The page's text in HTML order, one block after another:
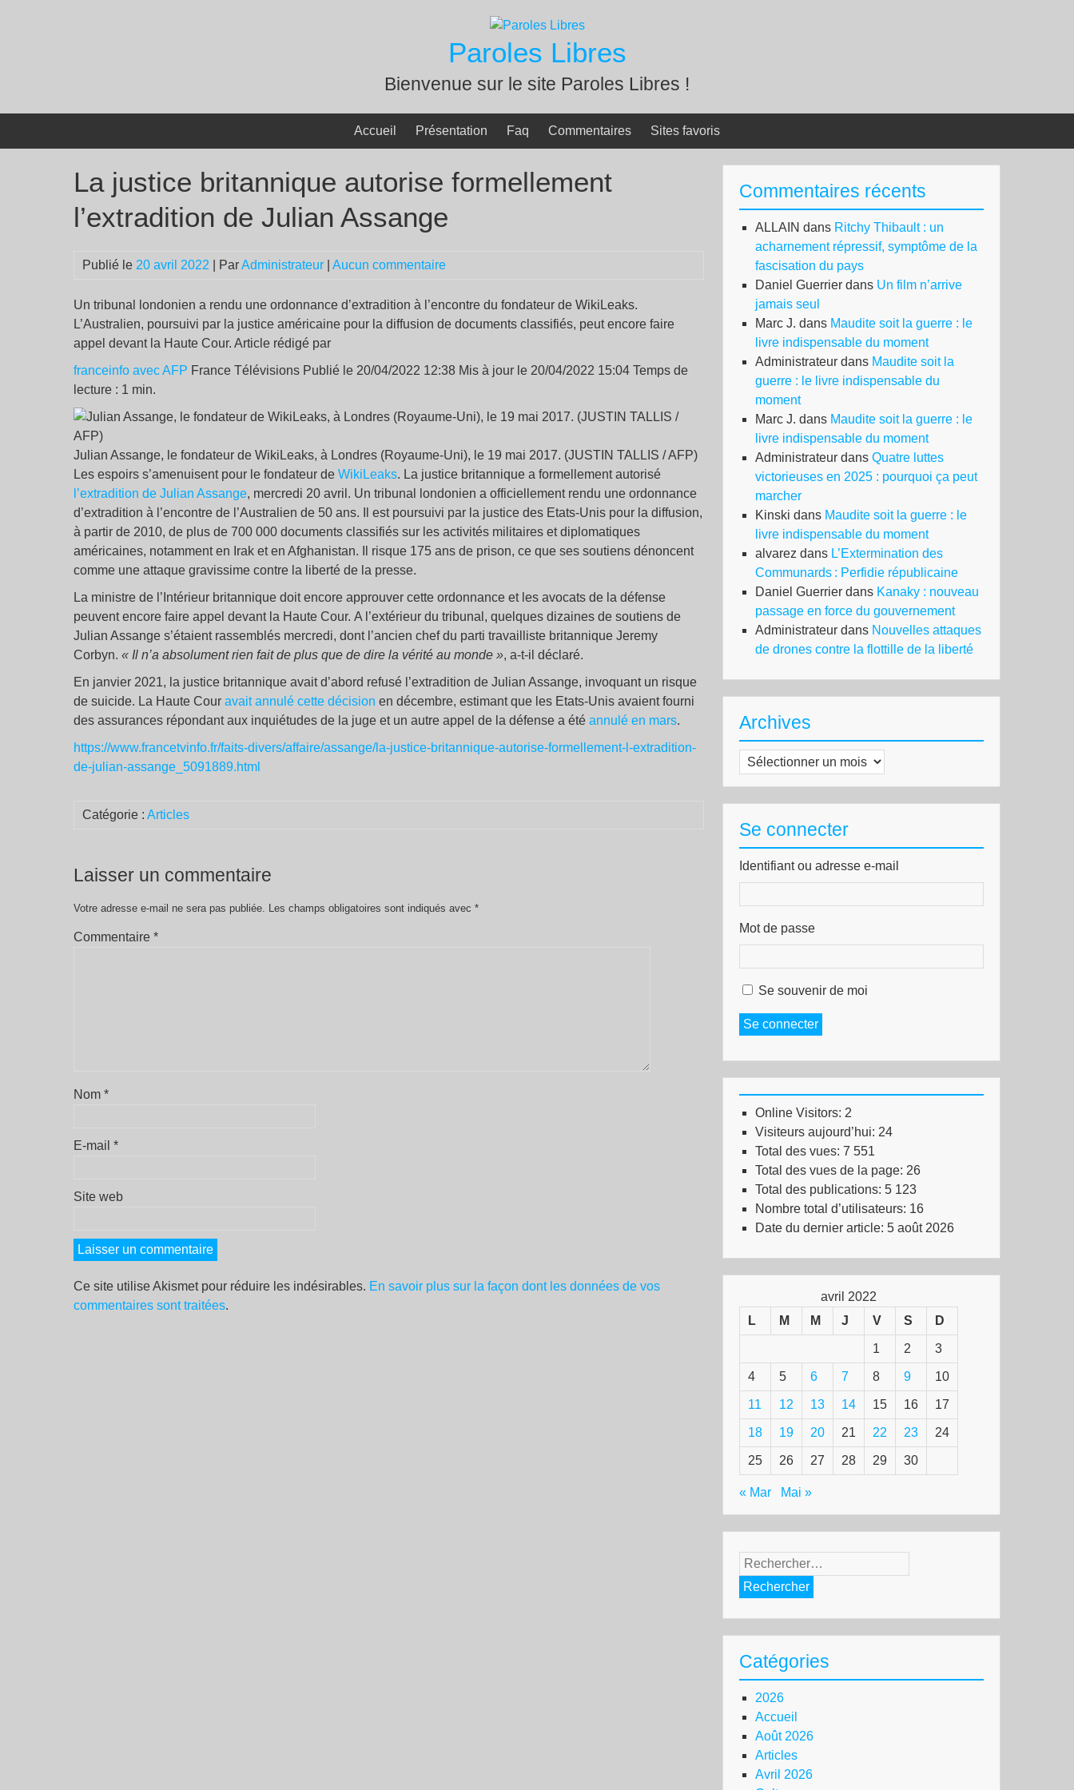
Paroles Libres
Bienvenue sur le site Paroles Libres !
Accueil Présentation Faq Commentaires Sites favoris
La justice britannique autorise formellement
l’extradition de Julian Assange
Publié le 20 avril 2022 | ParAdministrateur Aucun commentaire
Un tribunal londonien a rendu une ordonnance d’extradition à l’encontre du fondateur de WikiLeaks.
L’Australien, poursuivi par la justice américaine pour la diffusion de documents classifiés, peut encore faire
appel devant la Haute Cour. Article rédigé par
franceinfo avec AFP France Télévisions Publié le 20/04/2022 12:38 Mis à jour le 20/04/2022 15:04 Temps de
lecture : 1 min.
Julian Assange, le fondateur de WikiLeaks, à Londres (Royaume-Uni), le 19 mai 2017. (JUSTIN TALLIS / AFP)
Les espoirs s’amenuisent pour le fondateur de WikiLeaks. La justice britannique a formellement autorisé
l’extradition de Julian Assange, mercredi 20 avril. Un tribunal londonien a officiellement rendu une ordonnance
d’extradition à l’encontre de l’Australien de 50 ans. Il est poursuivi par la justice des Etats-Unis pour la diffusion,
à partir de 2010, de plus de 700 000 documents classifiés sur les activités militaires et diplomatiques
américaines, notamment en Irak et en Afghanistan. Il risque 175 ans de prison, ce que ses soutiens dénoncent
comme une attaque gravissime contre la liberté de la presse.
La ministre de l’Intérieur britannique doit encore approuver cette ordonnance et les avocats de la défense
peuvent encore faire appel devant la Haute Cour. A l’extérieur du tribunal, quelques dizaines de soutiens de
Julian Assange s’étaient rassemblés mercredi, dont l’ancien chef du parti travailliste britannique Jeremy
Corbyn. « Il n’a absolument rien fait de plus que de dire la vérité au monde », a-t-il déclaré.
En janvier 2021, la justice britannique avait d’abord refusé l’extradition de Julian Assange, invoquant un risque
de suicide. La Haute Cour avait annulé cette décision en décembre, estimant que les Etats-Unis avaient fourni
des assurances répondant aux inquiétudes de la juge et un autre appel de la défense a été annulé en mars.
https://www.francetvinfo.fr/faits-divers/affaire/assange/la-justice-britannique-autorise-formellement-l-extradition-
de-julian-assange_5091889.html
Catégorie : Articles
Laisser un commentaire
Votre adresse e-mail ne sera pas publiée. Les champs obligatoires sont indiqués avec *
Commentaire *
Nom *
E-mail *
Site web
Ce site utilise Akismet pour réduire les indésirables. En savoir plus sur la façon dont les données de vos
commentaires sont traitées.
Commentaires récents
ALLAIN dans Ritchy Thibault : un
acharnement répressif, symptôme de la
fascisation du pays
Daniel Guerrier dans Un film n’arrive
jamais seul
Marc J. dans Maudite soit la guerre : le
livre indispensable du moment
Administrateur dans Maudite soit la
guerre : le livre indispensable du
moment
Marc J. dans Maudite soit la guerre : le
livre indispensable du moment
Administrateur dans Quatre luttes
victorieuses en 2025 : pourquoi ça peut
marcher
Kinski dans Maudite soit la guerre : le
livre indispensable du moment
alvarez dans L’Extermination des
Communards : Perfidie républicaine
Daniel Guerrier dans Kanaky : nouveau
passage en force du gouvernement
Administrateur dans Nouvelles attaques
de drones contre la flottille de la liberté
Archives
Archives
Se connecter
Identifiant ou adresse e-mail
Mot de passe
Se souvenir de moi
Se connecter
Online Visitors: 2
Visiteurs aujourd’hui: 24
Total des vues: 7 551
Total des vues de la page: 26
Total des publications: 5 123
Nombre total d’utilisateurs: 16
Date du dernier article: 5 août 2026
avril 2022
L
M M J V S D
1 2 3
4 5 6 7 8 9 10
11 12 13 14 15 16 17
18 19 20 21 22 23 24
25 26 27 28 29 30
« Mar Mai »
Rechercher :
Catégories
2026
Accueil
Août 2026
Articles
Avril 2026